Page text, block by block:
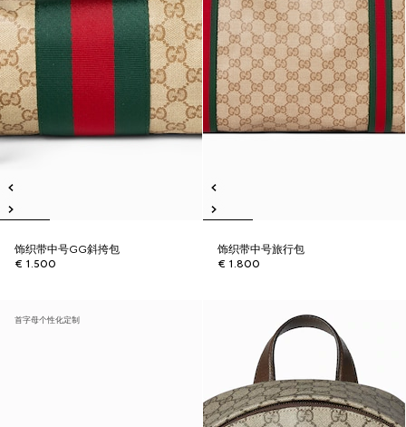
饰织带中号GG斜挎包
€ 1.500
饰织带中号旅行包
€ 1.800
首字母个性化定制